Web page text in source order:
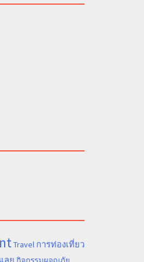
Travel การท่องเที่ยว